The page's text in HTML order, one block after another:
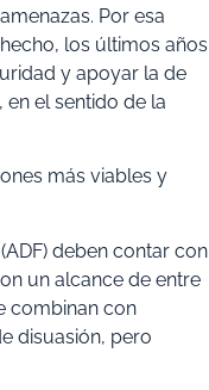
Por esa
los últimos años
y apoyar la de
el sentido de la
más viables y
deben contar con
un alcance de entre
combinan con
disuasión, pero